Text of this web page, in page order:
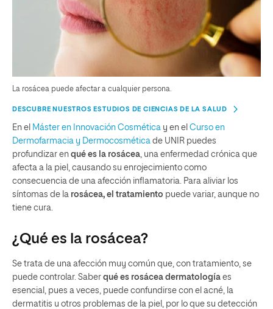
La rosácea puede afectar a cualquier persona.
DESCUBRE NUESTROS ESTUDIOS DE CIENCIAS DE LA SALUD
En el Máster en Innovación Cosmética y en el Curso en
Dermofarmacia y Dermocosmética de UNIR puedes
profundizar en qué es la rosácea , una enfermedad crónica que
afecta a la piel, causando su enrojecimiento como
consecuencia de una afección inflamatoria. Para aliviar los
síntomas de la rosácea, el tratamiento puede variar, aunque no
tiene cura.
¿Qué es la rosácea?
Se trata de una afección muy común que, con tratamiento, se
puede controlar. Saber qué es rosácea dermatología es
esencial, pues a veces, puede confundirse con el acné, la
dermatitis u otros problemas de la piel, por lo que su detección